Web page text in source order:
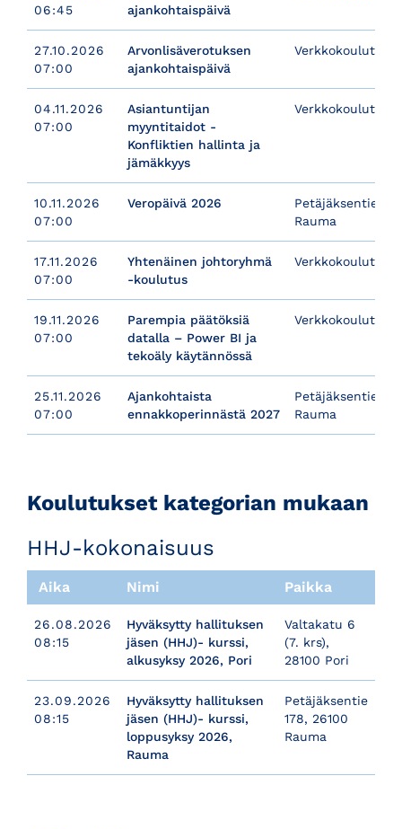
06:45
ajankohtaispäivä
27.10.2026
07:00
Arvonlisäverotuksen
ajankohtaispäivä
Verkkokoulutus
04.11.2026
07:00
Asiantuntijan
myyntitaidot -
Konfliktien hallinta ja
jämäkkyys
Verkkokoulutus
10.11.2026
07:00
Veropäivä 2026
Petäjäksentie
Rauma
17.11.2026
07:00
Yhtenäinen johtoryhmä
-koulutus
Verkkokoulutus
19.11.2026
07:00
Parempia päätöksiä
datalla – Power BI ja
tekoäly käytännössä
Verkkokoulutus
25.11.2026
07:00
Ajankohtaista
ennakkoperinnästä 2027
Petäjäksentie
Rauma
​​​​​​​Koulutukset kategorian mukaan
HHJ-kokonaisuus
Aika Nimi Paikka
26.08.2026
08:15
Hyväksytty hallituksen
jäsen (HHJ)- kurssi,
alkusyksy 2026, Pori
Valtakatu 6
(7. krs),
28100 Pori
23.09.2026
08:15
Hyväksytty hallituksen
jäsen (HHJ)- kurssi,
loppusyksy 2026,
Rauma
Petäjäksentie
178, 26100
Rauma